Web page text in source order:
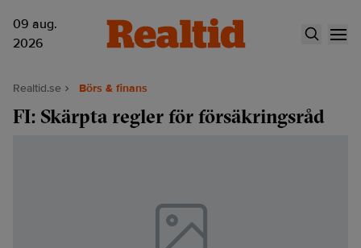
09 aug.
2026
Realtid.se Börs & finans
FI: Skärpta regler för försäkringsråd